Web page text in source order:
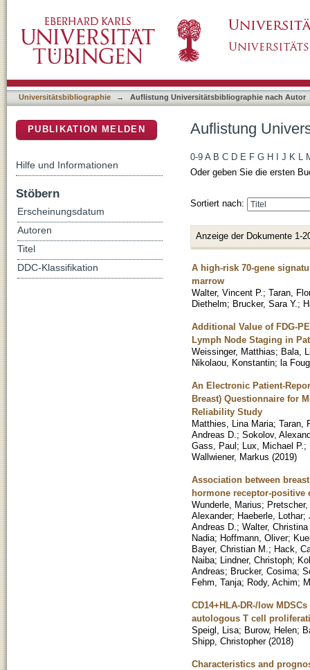
Universitätsbibliographie → Auflistung Universitätsbibliographie nach Autor
Auflistung
0-9 A B C D E F G H J K L
Oder geben Sie die ersten
Sortiert nach:
Anzeige der Dokumente 1-
A high-risk 70-gene
marrow
Walter, Vincent P. ; Taran,
Diethelm; Brucker, Sara Y. ;
Additional Value of FDG-
Lymph Node Staging in
Weissinger, Matthias; Bala,
Nikolaou, Konstantin; la
An Electronic Patient-
Breast) Questionnaire for
Reliability Study
Matthies, Lina Maria; Taran,
Andreas D. ; Sokolov,
Gass, Paul; Lux, Michael P. ;
Wallwiener, Markus (2019)
Association between
hormone receptor-positive
Wunderle, Marius;
Alexander; Haeberle, Lothar;
Andreas D. ; Walter,
Nadia; Hoffmann, Oliver;
Bayer, Christian M. ; Hack,
Naiba; Lindner, Christoph;
Andreas; Brucker, Cosima;
Fehm, Tanja; Rody, Achim;
CD14+HLA-DR-/low
autologous T cell
Speigl, Lisa; Burow, Helen;
Shipp, Christopher (2018)
Characteristics and
PUBLIKATION MELDEN
Hilfe und Informationen
Stöbern
Erscheinungsdatum
Autoren
Titel
DDC-Klassifikation